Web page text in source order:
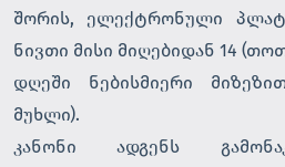
შორის, ელექტრონული
ნივთი მისი მიღებიდან 14
დღეში ნებისმიერი
მუხლი).
კანონი ადგენს